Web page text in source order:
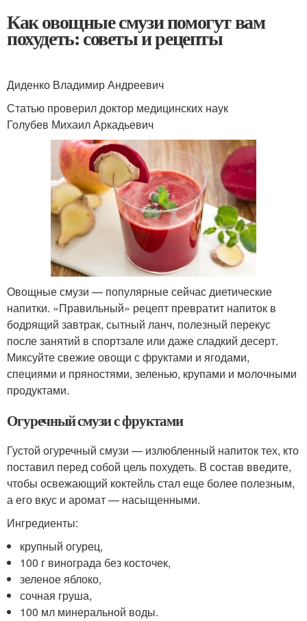
Как овощные смузи помогут вам
похудеть: советы и рецепты
Диденко Владимир Андреевич
Статью проверил доктор медицинских наук
Голубев Михаил Аркадьевич
Овощные смузи — популярные сейчас диетические
напитки. «Правильный» рецепт превратит напиток в
бодрящий завтрак, сытный ланч, полезный перекус
после занятий в спортзале или даже сладкий десерт.
Миксуйте свежие овощи с фруктами и ягодами,
специями и пряностями, зеленью, крупами и молочными
продуктами.
Огуречный смузи с фруктами
Густой огуречный смузи — излюбленный напиток тех, кто
поставил перед собой цель похудеть. В состав введите,
чтобы освежающий коктейль стал еще более полезным,
а его вкус и аромат — насыщенными.
Ингредиенты:
крупный огурец,
100 г винограда без косточек,
зеленое яблоко,
сочная груша,
100 мл минеральной воды.